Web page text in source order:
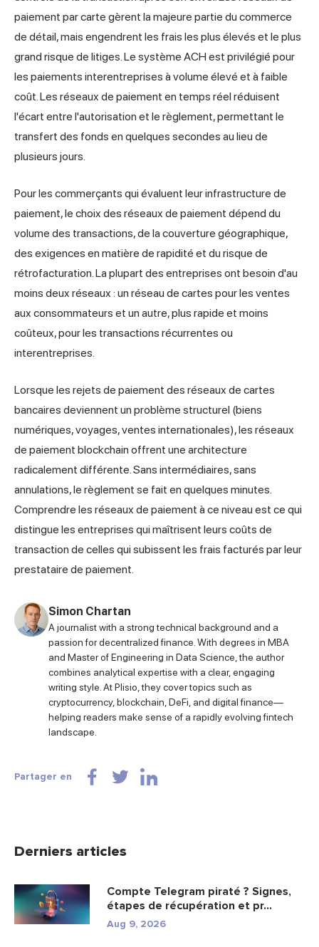
paiement par carte gèrent la majeure partie du commerce
de détail, mais engendrent les frais les plus élevés et le plus
grand risque de litiges. Le système ACH est privilégié pour
les paiements interentreprises à volume élevé et à faible
coût. Les réseaux de paiement en temps réel réduisent
l'écart entre l'autorisation et le règlement, permettant le
transfert des fonds en quelques secondes au lieu de
plusieurs jours.
Pour les commerçants qui évaluent leur infrastructure de
paiement, le choix des réseaux de paiement dépend du
volume des transactions, de la couverture géographique,
des exigences en matière de rapidité et du risque de
rétrofacturation. La plupart des entreprises ont besoin d'au
moins deux réseaux : un réseau de cartes pour les ventes
aux consommateurs et un autre, plus rapide et moins
coûteux, pour les transactions récurrentes ou
interentreprises.
Lorsque les rejets de paiement des réseaux de cartes
bancaires deviennent un problème structurel (biens
numériques, voyages, ventes internationales), les réseaux
de paiement blockchain offrent une architecture
radicalement différente. Sans intermédiaires, sans
annulations, le règlement se fait en quelques minutes.
Comprendre les réseaux de paiement à ce niveau est ce qui
distingue les entreprises qui maîtrisent leurs coûts de
transaction de celles qui subissent les frais facturés par leur
prestataire de paiement.
Simon Chartan
A journalist with a strong technical background and a
passion for decentralized finance. With degrees in MBA
and Master of Engineering in Data Science, the author
combines analytical expertise with a clear, engaging
writing style. At Plisio, they cover topics such as
cryptocurrency, blockchain, DeFi, and digital finance—
helping readers make sense of a rapidly evolving fintech
landscape.
Partager en
Derniers articles
Compte Telegram piraté ? Signes,
étapes de récupération et pr...
Aug 9, 2026